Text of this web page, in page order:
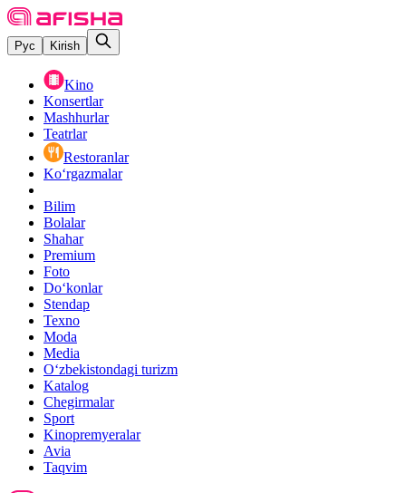
Рус Kirish
Kino
Konsertlar
Mashhurlar
Teatrlar
Restoranlar
Ko‘rgazmalar
Bilim
Bolalar
Shahar
Premium
Foto
Do‘konlar
Stendap
Texno
Moda
Media
O‘zbekistondagi turizm
Katalog
Chegirmalar
Sport
Kinopremyeralar
Avia
Taqvim